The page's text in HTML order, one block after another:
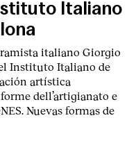
Català
Italiano
italiano Giorgio
Instituto Italiano de
artística
dell’artigianato e
Nuevas formas de